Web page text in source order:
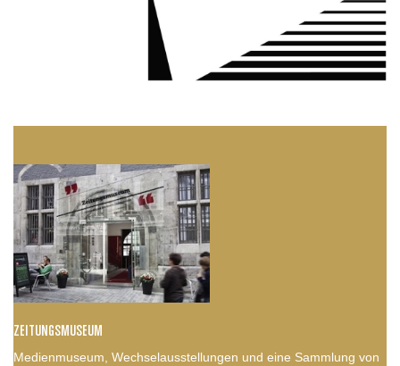
ZEITUNGSMUSEUM
Medienmuseum, Wechselausstellungen und eine Sammlung von